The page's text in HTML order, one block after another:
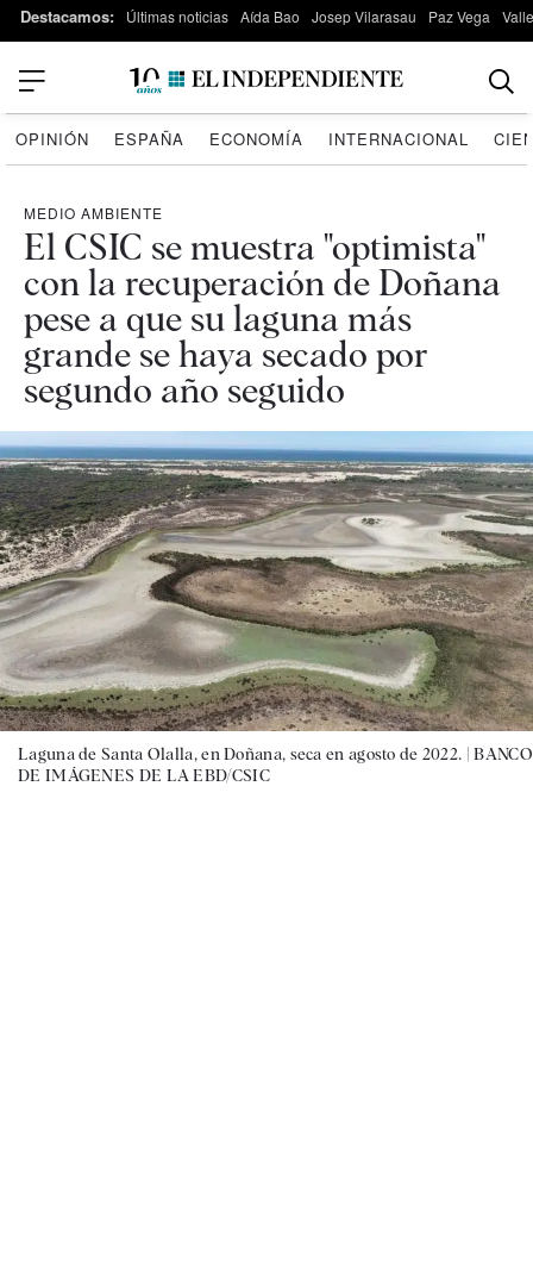
Destacamos: Últimas noticias Aída Bao Josep Vilarasau Paz Vega
OPINIÓN ESPAÑA ECONOMÍA INTERNACIONAL
MEDIO AMBIENTE
El CSIC se muestra "optimista"
con la recuperación de Doñana
pese a que su laguna más
grande se haya secado por
segundo año seguido
Laguna de Santa Olalla, en Doñana, seca en agosto de 2022. |BANCO
DE IMÁGENES DE LA EBD/CSIC